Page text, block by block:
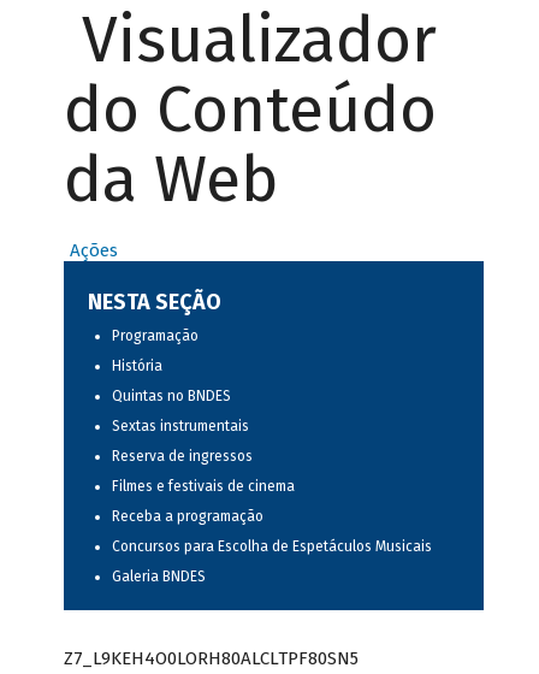
Visualizador
do Conteúdo
da Web
Ações
NESTA SEÇÃO
Programação
História
Quintas no BNDES
Sextas instrumentais
Reserva de ingressos
Filmes e festivais de cinema
Receba a programação
Concursos para Escolha de Espetáculos Musicais
Galeria BNDES
Z7_L9KEH4O0LORH80ALCLTPF80SN5